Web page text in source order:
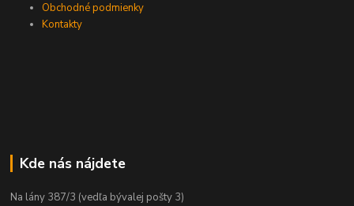
Obchodné podmienky
Kontakty
Kde nás nájdete
Na lány 387/3 (vedľa bývalej pošty 3)